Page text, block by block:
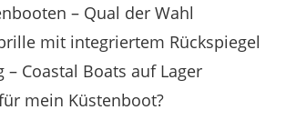
– Qual der Wahl
mit integriertem Rückspiegel
– Coastal Boats auf Lager
mein Küstenboot?